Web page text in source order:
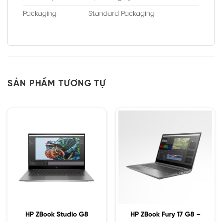
Packaging Standard Packaging
SẢN PHẨM TƯƠNG TỰ
HP ZBook Studio G8
HP ZBook Fury 17 G8 –